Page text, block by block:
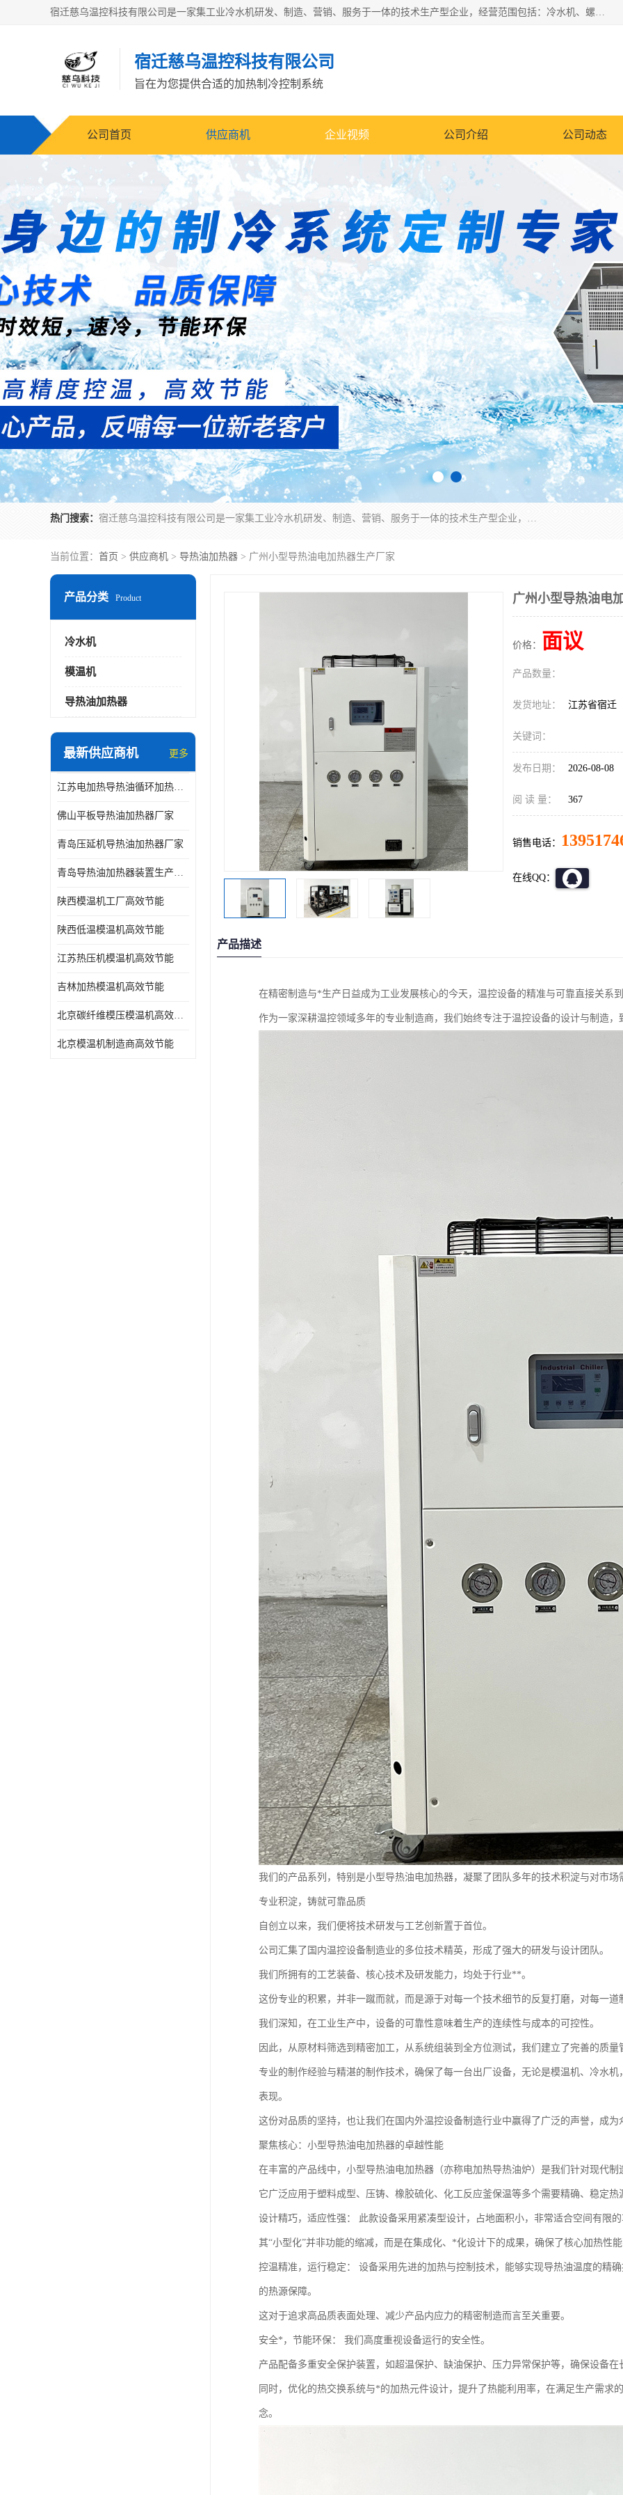
宿迁慈乌温控科技有限公司是一家集工业冷水机研发、制造、营销、服务于一体的技术生产型企业，经营范围包括：冷水机、螺杆式冷水机组、工业冷水机、水冷式冷水机、风冷式冷水机组、风冷螺杆式冷冻机组、冷冻机、注塑专用冷水机、混泥土专用冷水机、低温防爆冷水机组等。专业温控设备供应商 模温机/冷水机/导热油炉定制服务等
宿迁慈乌温控科技有限公司
旨在为您提供合适的加热制冷控制系统
公司首页 供应商机 企业视频 公司介绍 公司动态
热门搜索： 宿迁慈乌温控科技有限公司是一家集工业冷水机研发、制造、营销、服务于一体的技术生产型企业，经营范围包括：冷水机、螺杆式冷水机组、工业冷水机、水冷式冷水机、风冷式冷水机组、风冷螺杆式冷冻机组、冷冻机、注塑专用冷水机、混泥土专用冷水机、低温防爆冷水机组等。专业温控设备供应商 模温机/冷水机/导热油炉定制服务等
当前位置： 首页 > 供应商机 > 导热油加热器 > 广州小型导热油电加热器生产厂家
产品分类 Product
冷水机
模温机
导热油加热器
最新供应商机 更多
江苏电加热导热油循环加热器厂家
佛山平板导热油加热器厂家
青岛压延机导热油加热器厂家
青岛导热油加热器装置生产厂家
陕西模温机工厂高效节能
陕西低温模温机高效节能
江苏热压机模温机高效节能
吉林加热模温机高效节能
北京碳纤维模压模温机高效节能
北京模温机制造商高效节能
广州小型导热油电
价格： 面议
产品数量：
发货地址： 江苏省宿迁
关键词：
发布日期： 2026-08-08
阅 读 量： 367
销售电话：
在线QQ：
产品描述
在精密制造与*生产日益成为工业发展核心的今天，温控设备的精准与可靠直接关系
作为一家深耕温控领域多年的专业制造商，我们始终专注于温控设备的设计与制造
我们的产品系列，特别是小型导热油电加热器，凝聚了团队多年的技术积淀与对市场
专业积淀，铸就可靠品质
自创立以来，我们便将技术研发与工艺创新置于首位。
公司汇集了国内温控设备制造业的多位技术精英，形成了强大的研发与设计团队。
我们所拥有的工艺装备、核心技术及研发能力，均处于行业**。
这份专业的积累，并非一蹴而就，而是源于对每一个技术细节的反复打磨，对每一道
我们深知，在工业生产中，设备的可靠性意味着生产的连续性与成本的可控性。
因此，从原材料筛选到精密加工，从系统组装到全方位测试，我们建立了完善的质量
专业的制作经验与精湛的制作技术，确保了每一台出厂设备，无论是模温机、冷水
表现。
这份对品质的坚持，也让我们在国内外温控设备制造行业中赢得了广泛的声誉，成
聚焦核心：小型导热油电加热器的卓越性能
在丰富的产品线中，小型导热油电加热器（亦称电加热导热油炉）是我们针对现代
它广泛应用于塑料成型、压铸、橡胶硫化、化工反应釜保温等多个需要精确、稳定热
设计精巧，适应性强： 此款设备采用紧凑型设计，占地面积小，非常适合空间有限
其“小型化”并非功能的缩减，而是在集成化、*化设计下的成果，确保了核心加热性
控温精准，运行稳定： 设备采用先进的加热与控制技术，能够实现导热油温度的精
的热源保障。
这对于追求高品质表面处理、减少产品内应力的精密制造而言至关重要。
安全*，节能环保： 我们高度重视设备运行的安全性。
产品配备多重安全保护装置，如超温保护、缺油保护、压力异常保护等，确保设备
同时，优化的热交换系统与*的加热元件设计，提升了热能利用率，在满足生产需求
念。